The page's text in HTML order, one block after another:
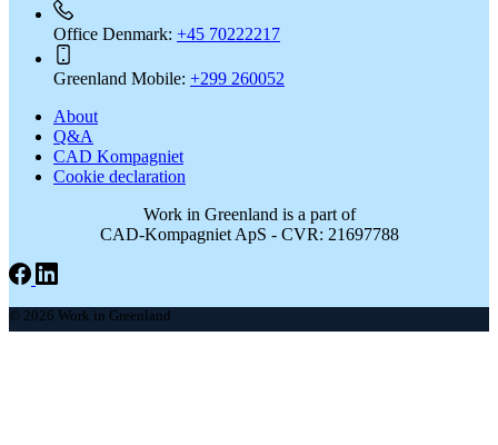
Office Denmark: +45 70222217
Greenland Mobile: +299 260052
About
Q&A
CAD Kompagniet
Cookie declaration
Work in Greenland is a part of
CAD-Kompagniet ApS - CVR: 21697788
© 2026 Work in Greenland